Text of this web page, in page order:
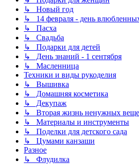
↳ Новый год
↳ 14 февраля - день
↳ Пасха
↳ Свадьба
↳ Подарки для детей
↳ День знаний - 1 сентября
↳ Масленница
Техники и виды рукоделия
↳ Вышивка
↳ Домашняя косметика
↳ Декупаж
↳ Вторая жизнь ненужных
↳ Материалы и инструменты
↳ Поделки для детского сада
↳ Цумами канзаши
Разное
↳ Флудилка